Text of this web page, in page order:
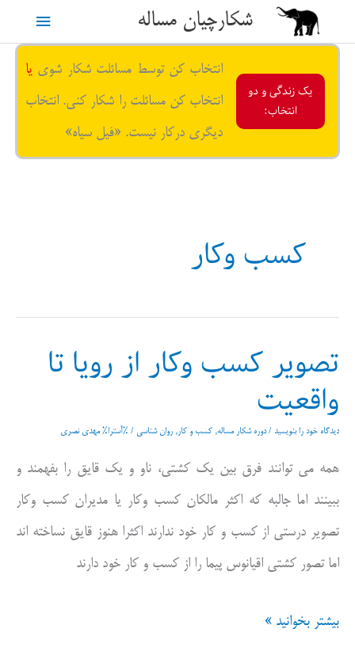
محتوا
شکارچیان مساله
فهرست
یک زندگی و دو
انتخاب:
انتخاب کن توسط مسائلت شکار شوی یا
انتخاب کن مسائلت را شکار کنی. انتخاب
دیگری درکار نیست. «فیل سیاه»
کسب وکار
تصویر کسب وکار از رویا تا
واقعیت
دیدگاه‌ خود را بنویسید /دوره شکار مساله, کسب و کار, روان شناسی / %آسترا% مهدی نصری
همه می توانند فرق بین یک کشتی، ناو و یک قایق را بفهمند و
ببینند اما جالبه که اکثر مالکان کسب وکار یا مدیران کسب وکار
تصویر درستی از کسب و کار خود ندارند اکثرا هنوز قایق نساخته اند
اما تصور کشتی اقیانوس پیما را از کسب و کار خود دارند
تصویر
بیشتر بخوانید »